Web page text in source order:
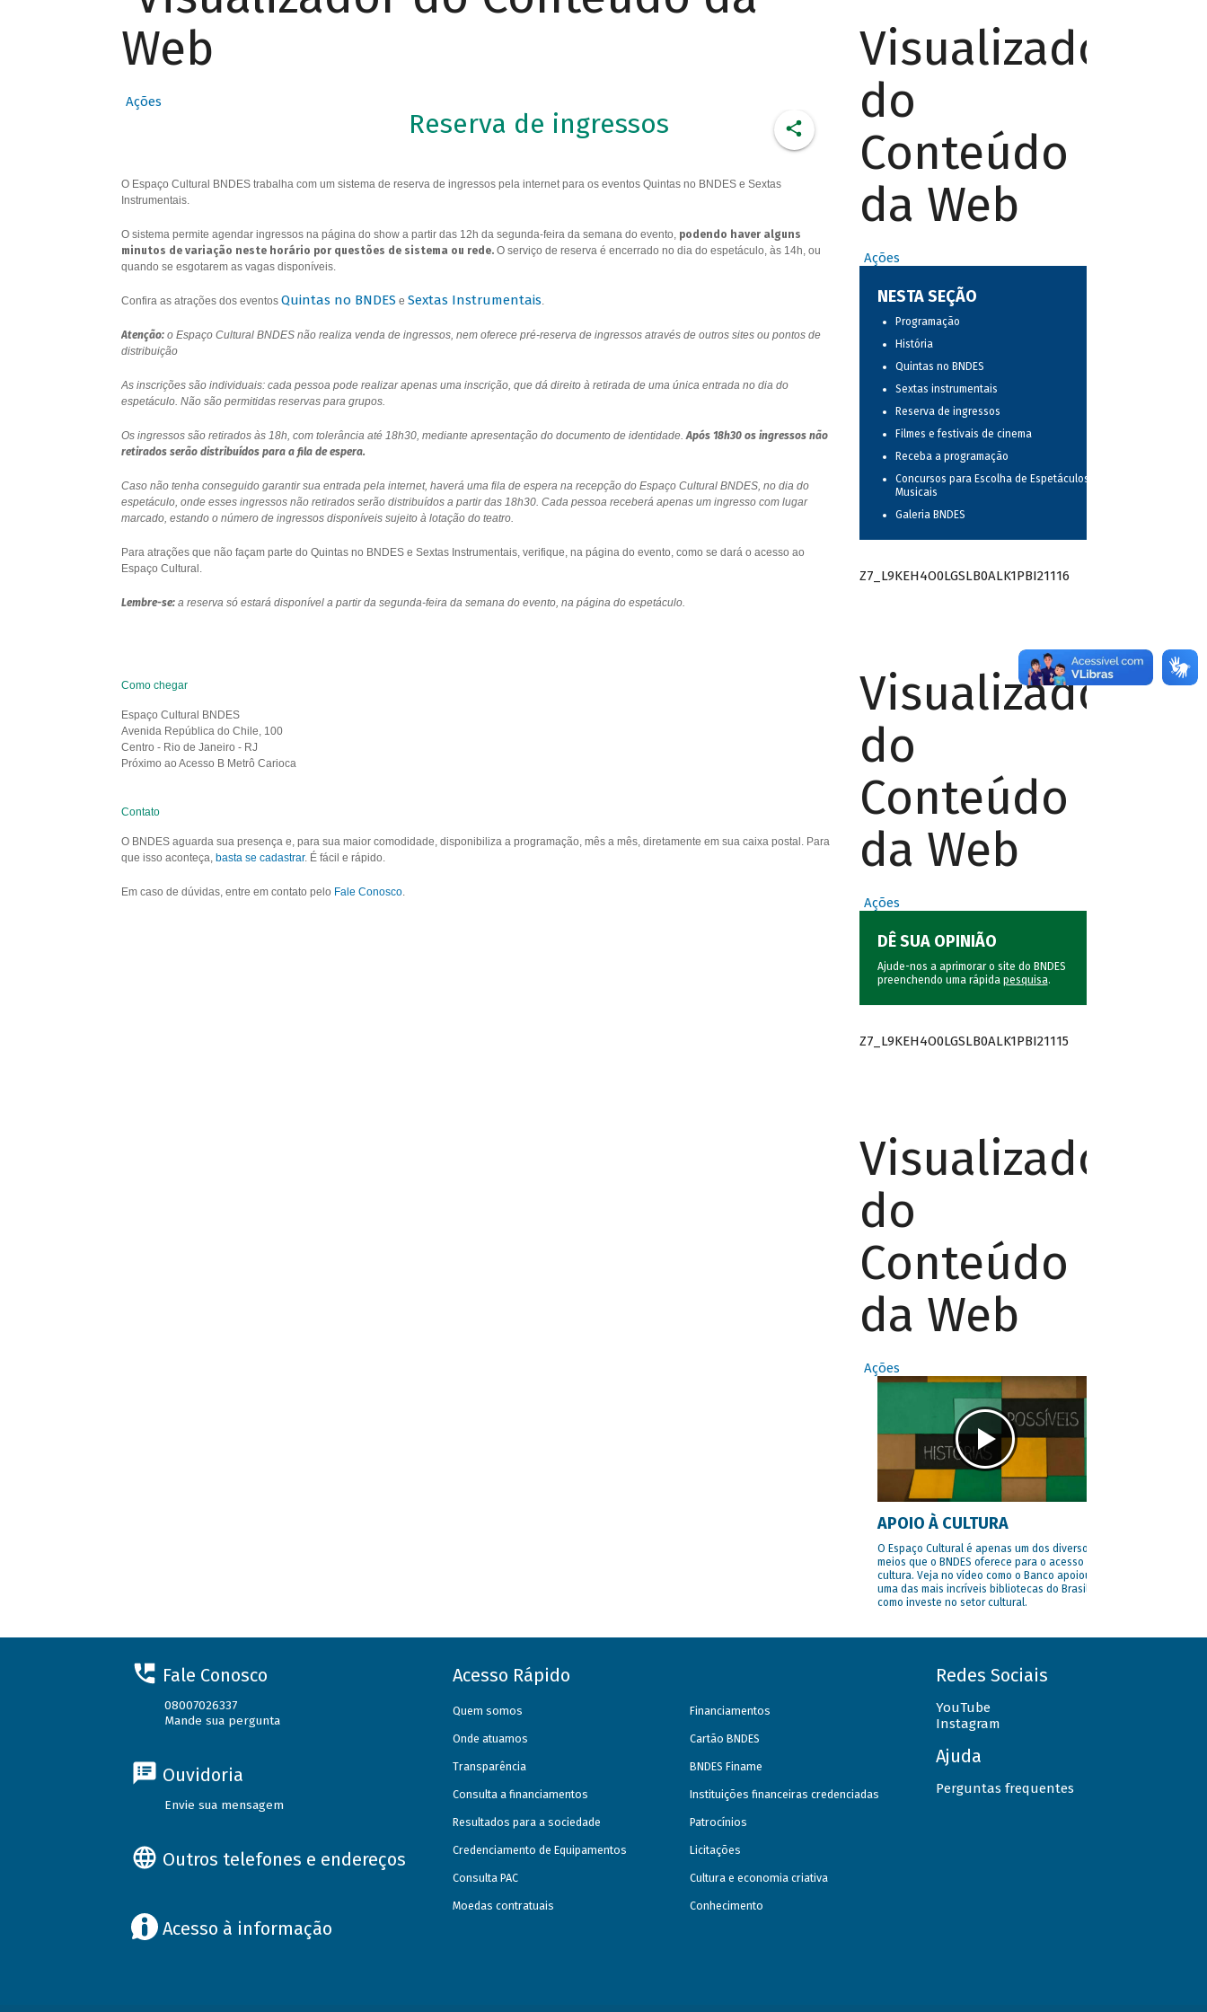
Web
Ações
Reserva de ingressos
O Espaço Cultural BNDES trabalha com um sistema de reserva de ingressos pela internet para os eventos Quintas no BNDES e Sextas
Instrumentais.
O sistema permite agendar ingressos na página do show a partir das 12h da segunda-feira da semana do evento, podendo haver alguns
minutos de variação neste horário por questões de sistema ou rede.O serviço de reserva é encerrado no dia do espetáculo, às 14h, ou
quando se esgotarem as vagas disponíveis.
Confira as atrações dos eventos Quintas no BNDES e Sextas Instrumentais.
Atenção:o Espaço Cultural BNDES não realiza venda de ingressos, nem oferece pré-reserva de ingressos através de outros sites ou pontos de
distribuição
As inscrições são individuais: cada pessoa pode realizar apenas uma inscrição, que dá direito à retirada de uma única entrada no dia do
espetáculo. Não são permitidas reservas para grupos.
Os ingressos são retirados às 18h, com tolerância até 18h30, mediante apresentação do documento de identidade.Após 18h30 os ingressos não
retirados serão distribuídos para a fila de espera.
Caso não tenha conseguido garantir sua entrada pela internet, haverá uma fila de espera na recepção do Espaço Cultural BNDES, no dia do
espetáculo, onde esses ingressos não retirados serão distribuídos a partir das 18h30. Cada pessoa receberá apenas um ingresso com lugar
marcado, estando o número de ingressos disponíveis sujeito à lotação do teatro.
Para atrações que não façam parte do Quintas no BNDES e Sextas Instrumentais, verifique, na página do evento, como se dará o acesso ao
Espaço Cultural.
Lembre-se:a reserva só estará disponível a partir da segunda-feira da semana do evento, na página do espetáculo.
Como chegar
Espaço Cultural BNDES
Avenida República do Chile, 100
Centro - Rio de Janeiro - RJ
Próximo ao Acesso B Metrô Carioca
Contato
O BNDES aguarda sua presença e, para sua maior comodidade, disponibiliza a programação, mês a mês, diretamente em sua caixa postal. Para
que isso aconteça, basta se cadastrar. É fácil e rápido.
Em caso de dúvidas, entre em contato pelo Fale Conosco.
Visualizador
do
Conteúdo
da Web
Ações
NESTA SEÇÃO
Programação
História
Quintas no BNDES
Sextas instrumentais
Reserva de ingressos
Filmes e festivais de cinema
Receba a programação
Concursos para Escolha de Espetáculos
Musicais
Galeria BNDES
Z7_L9KEH4O0LGSLB0ALK1PBI21116
Visualizador
do
Conteúdo
da Web
Ações
DÊ SUA OPINIÃO
Ajude-nos a aprimorar o site do BNDES
preenchendo uma rápida pesquisa.
Z7_L9KEH4O0LGSLB0ALK1PBI21115
Visualizador
do
Conteúdo
da Web
Ações
APOIO À CULTURA
O Espaço Cultural é apenas um dos diversos
meios que o BNDES oferece para o acesso à
cultura. Veja no vídeo como o Banco apoiou
uma das mais incríveis bibliotecas do Brasil e
como investe no setor cultural.
Fale Conosco
08007026337
Mande sua pergunta
Ouvidoria
Envie sua mensagem
Outros telefones e endereços
Acesso à informação
Acesso Rápido
Quem somos
Onde atuamos
Transparência
Consulta a financiamentos
Resultados para a sociedade
Credenciamento de Equipamentos
Consulta PAC
Moedas contratuais
Financiamentos
Cartão BNDES
BNDES Finame
Instituições financeiras credenciadas
Patrocínios
Licitações
Cultura e economia criativa
Conhecimento
Redes Sociais
YouTube
Instagram
Ajuda
Perguntas frequentes